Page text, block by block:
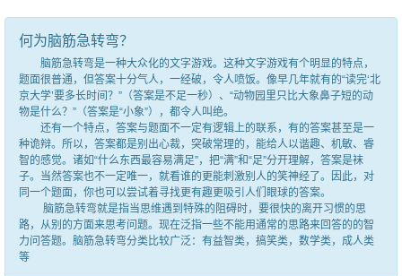
何为脑筋急转弯？
脑筋急转弯是一种大众化的文字游戏。这种文字游戏有个明显的特点，
题面很普通，但答案十分气人，一经破，令人喷饭。像早几年就有的“读完‘北
京大学’要多长时间？”（答案是不足一秒）、“动物园里只比大象鼻子短的动
物是什么？”（答案是“小象”），都令人叫绝。
还有一个特点，答案与题面不一定有逻辑上的联系，有的答案甚至是一
种诡辩。所以，答案都是别出心裁，突破常理的，能给人以谐趣、机敏、睿
智的感觉。诸如“什么东西最容易满足”，把“满”和“足”分开理解，答案是袜
子。当然答案也不一定唯一，就看谁的更能刺激别人的笑神经了。因此，对
同一个题面，你也可以尝试着寻找更有趣更吸引人们眼球的答案。
脑筋急转弯就是指当思维遇到特殊的阻碍时，要很快的离开习惯的思
路，从别的方面来思考问题。现在泛指一些不能用通常的思路来回答的的智
力问答题。脑筋急转弯分类比较广泛：有益智类，搞笑类，数学类，成人类
等